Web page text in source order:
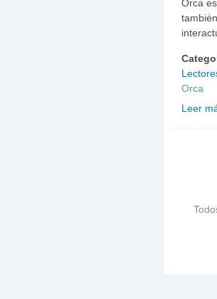
Orca
Orca
Leer